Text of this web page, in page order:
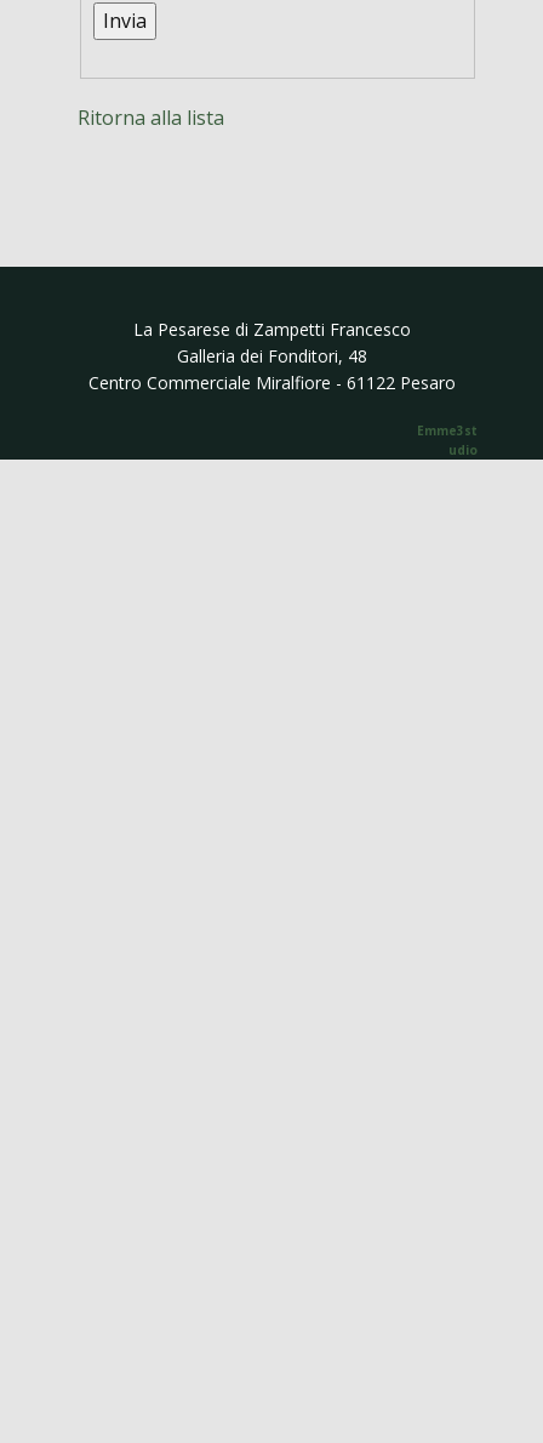
Ritorna alla lista
La Pesarese di ​Zampetti Francesco
Galleria dei Fonditori, 48
Centro Commerciale Miralfiore - 61122 Pesaro
Emme3st​​
udio